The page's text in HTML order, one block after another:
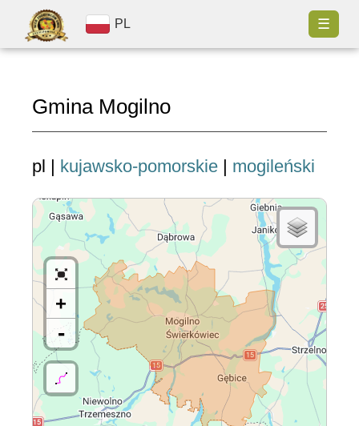
PL ☰
Gmina Mogilno
pl | kujawsko-pomorskie | mogileński
+
-